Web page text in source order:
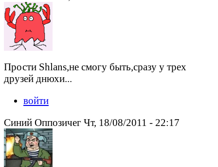
Прости Shlans,не смогу быть,сразу у трех
друзей днюхи...
войти
Синий Оппозичег Чт, 18/08/2011 - 22:17